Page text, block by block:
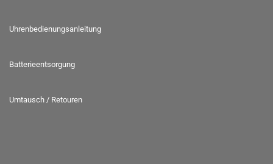
Uhrenbedienungsanleitung
Batterieentsorgung
Umtausch / Retouren